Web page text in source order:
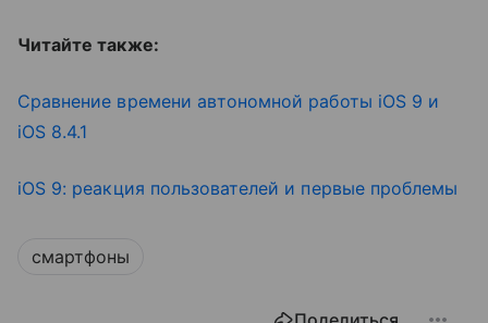
Читайте также:
Сравнение времени автономной работы iOS 9 и
iOS 8.4.1
iOS 9: реакция пользователей и первые проблемы
смартфоны